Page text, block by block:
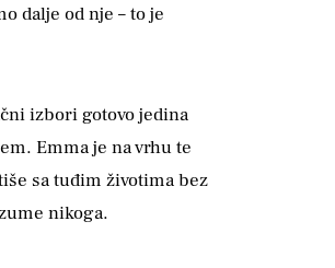
dalje od nje – to je
izbori gotovo jedina
Emma je na vrhu te
sa tuđim životima bez
nikoga.